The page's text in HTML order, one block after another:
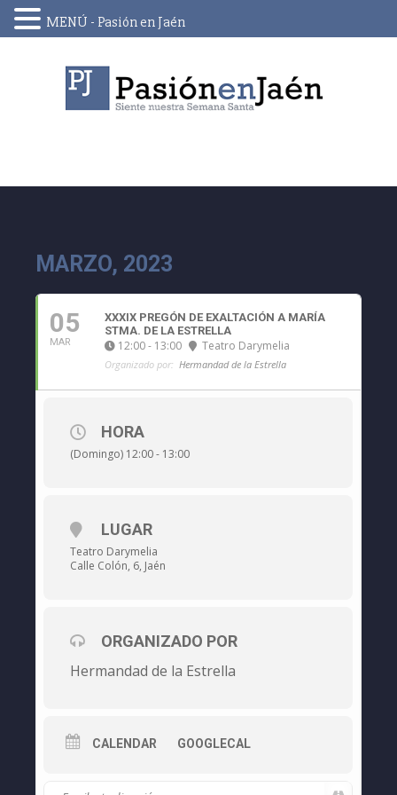
MARZO, 2023
05
MAR
XXXIX PREGÓN DE EXALTACIÓN A MARÍA
STMA. DE LA ESTRELLA
12:00 - 13:00 Teatro Darymelia
Organizado por: Hermandad de la Estrella
HORA
(Domingo) 12:00 - 13:00
LUGAR
Teatro Darymelia
Calle Colón, 6, Jaén
ORGANIZADO POR
Hermandad de la Estrella
CALENDAR GOOGLECAL
MENÚ - Pasión en Jaén